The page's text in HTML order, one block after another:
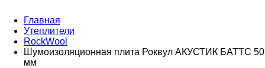
Главная
Утеплители
RockWool
Шумоизоляционная плита Роквул АКУСТИК БАТТС 50
мм